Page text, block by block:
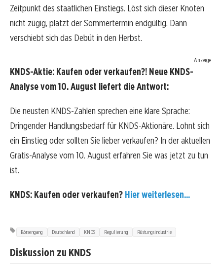
Zeitpunkt des staatlichen Einstiegs. Löst sich dieser Knoten
nicht zügig, platzt der Sommertermin endgültig. Dann
verschiebt sich das Debüt in den Herbst.
Anzeige
KNDS-Aktie: Kaufen oder verkaufen?! Neue KNDS-
Analyse vom 10. August liefert die Antwort:
Die neusten KNDS-Zahlen sprechen eine klare Sprache:
Dringender Handlungsbedarf für KNDS-Aktionäre. Lohnt sich
ein Einstieg oder sollten Sie lieber verkaufen? In der aktuellen
Gratis-Analyse vom 10. August erfahren Sie was jetzt zu tun
ist.
KNDS: Kaufen oder verkaufen? Hier weiterlesen...
Börsengang Deutschland KNDS Regulierung Rüstungsindustrie
Diskussion zu KNDS